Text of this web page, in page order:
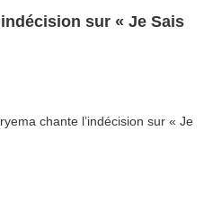
sur « Je Sais